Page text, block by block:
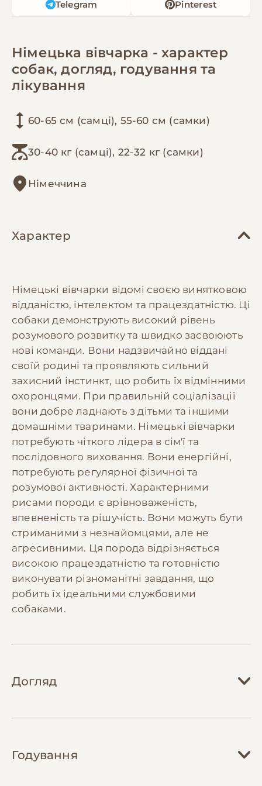
Telegram Pinterest
Німецька вівчарка - характер
собак, догляд, годування та
лікування
60-65 см (самці), 55-60 см (самки)
30-40 кг (самці), 22-32 кг (самки)
Німеччина
Характер
Німецькі вівчарки відомі своєю винятковою
відданістю, інтелектом та працездатністю. Ці
собаки демонструють високий рівень
розумового розвитку та швидко засвоюють
нові команди. Вони надзвичайно віддані
своїй родині та проявляють сильний
захисний інстинкт, що робить їх відмінними
охоронцями. При правильній соціалізації
вони добре ладнають з дітьми та іншими
домашніми тваринами. Німецькі вівчарки
потребують чіткого лідера в сім'ї та
послідовного виховання. Вони енергійні,
потребують регулярної фізичної та
розумової активності. Характерними
рисами породи є врівноваженість,
впевненість та рішучість. Вони можуть бути
стриманими з незнайомцями, але не
агресивними. Ця порода відрізняється
високою працездатністю та готовністю
виконувати різноманітні завдання, що
робить їх ідеальними службовими
собаками.
Догляд
регулярної уваги до різних аспектів. Шерсть
потребує щотижневого вичісування
Годування